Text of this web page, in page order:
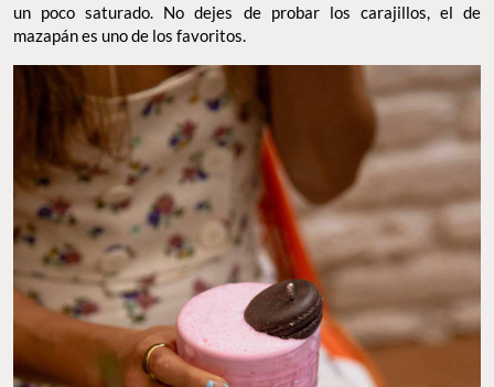
un poco saturado. No dejes de probar los carajillos, el de
mazapán es uno de los favoritos.